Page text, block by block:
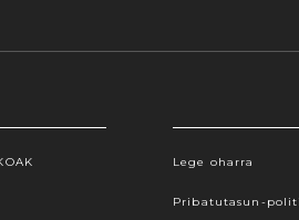
Lege oharra
Pribatutasun-
erabiltzen ditu,
batzuk blokeatu nahi